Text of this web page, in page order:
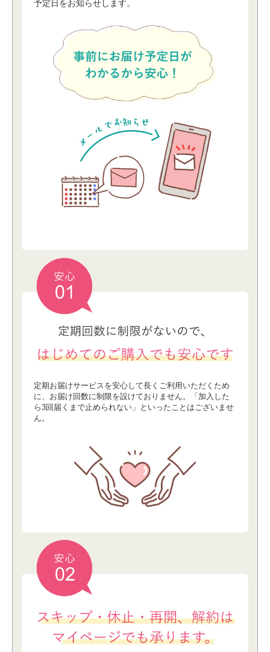
予定⽇をお知らせします。
定期お届けサービスを安⼼して⻑くご利⽤いただくため
に、お届け回数に制限を設けておりません。「加⼊した
ら3回届くまで⽌められない」といったことはございませ
ん。